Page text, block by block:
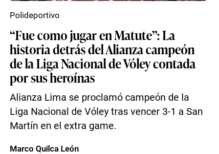
“Fue como jugar en Matute”: La
historia detrás del Alianza campeón
de la Liga Nacional de Vóley contada
por sus heroínas
Alianza Lima se proclamó campeón de la
Liga Nacional de Vóley tras vencer 3-1 a San
Martín en el extra game.
Polideportivo
Marco Quilca León